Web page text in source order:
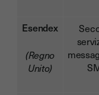
Esendex
(Regno
Unito)